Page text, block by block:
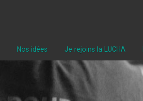
Nos idées Je rejoins la LUCHA